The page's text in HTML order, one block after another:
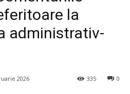
la
administrativ-
2026 0
335